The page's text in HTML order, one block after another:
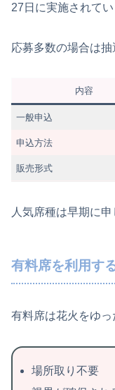
27日に実施されてい
応募多数の場合は抽
内容
一般申込
申込方法
販売形式
人気席種は早期に申
有料席を利用す
有料席は花火をゆっ
場所取り不要